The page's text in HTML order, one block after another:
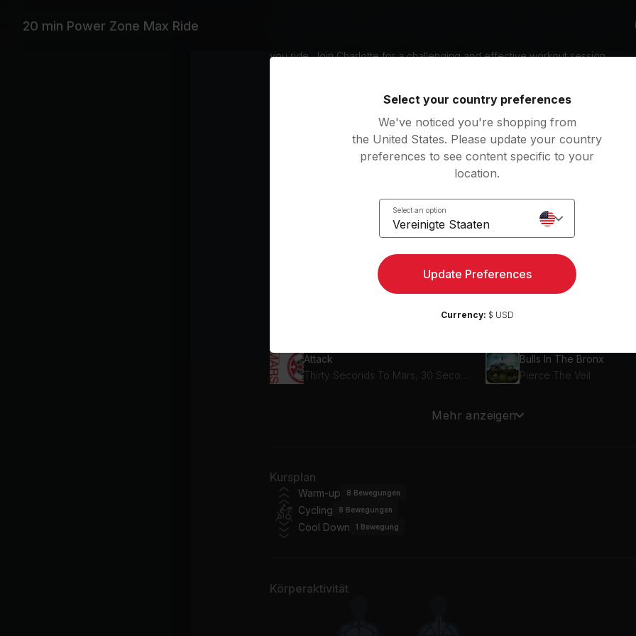
20 min Power Zone Max Ride
zone class focuses on performance improvements in zones 3–7. The class
alternative music to keep you motivated. Target your glutes, hamstrings, and
you ride. Join Charlotte for a challenging and effective workout session.
Linkin Park, Green Day, Thirty Seconds To Mars, Bring Me The Horizon
Attack
Bulls In The Bronx
Pierce The Veil
Taking Back Sunday
Mehr anzeigen
Kursplan
Warm-up 8 Bewegungen
Cycling
8 Bewegungen
Cool Down
1 Bewegung
Körperaktivität
Select your country preferences
We've noticed you're shopping from
the United States. Please update your country
preferences to see content specific to your
location.
Select an option
Vereinigte Staaten
Update Preferences
Currency: $ USD